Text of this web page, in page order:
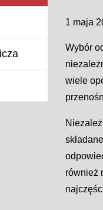
1 maja
Wybór
wiele
również